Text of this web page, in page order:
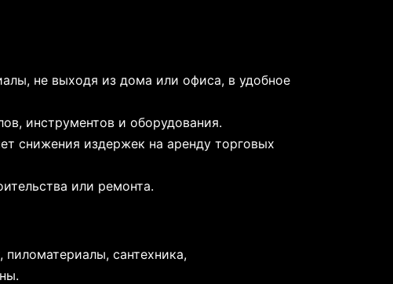
не выходя из дома или офиса, в удобное
инструментов и оборудования.
снижения издержек на аренду торговых
или ремонта.
сантехника,